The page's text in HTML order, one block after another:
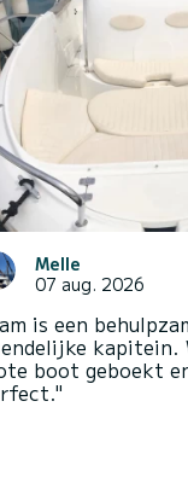
Melle
07 aug. 2026
is een
kapitein.
boot geboekt